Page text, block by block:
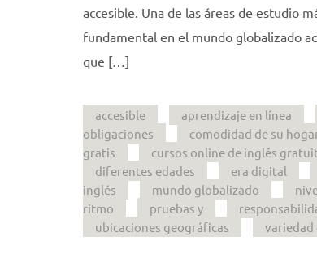
accesible. Una de las áreas de estudio
fundamental en el mundo globalizado
que […]
accesible aprendizaje en línea
obligaciones
comodidad de su
gratis
cursos online de inglés
diferentes edades
era digital
inglés
mundo globalizado
ritmo
pruebas y
ubicaciones geográficas
variedad